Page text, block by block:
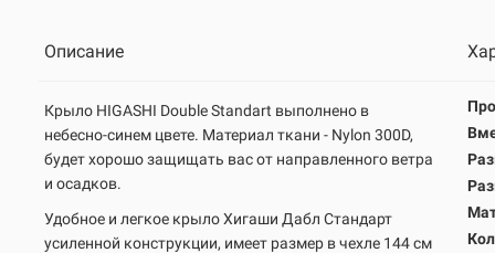
Описание
Крыло HIGASHI Double Standart выполнено в
небесно-синем цвете. Материал ткани - Nylon 300D,
будет хорошо защищать вас от направленного ветра
и осадков.
Удобное и легкое крыло Хигаши Дабл Стандарт
усиленной конструкции, имеет размер в чехле 144 см